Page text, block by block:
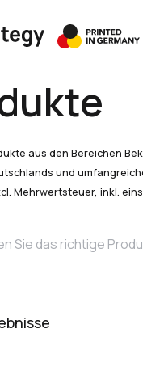
aus den Bereichen
und
Mehrwertsteuer, inkl.